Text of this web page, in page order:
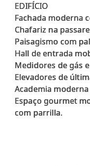
EDIFÍCIO
Fachada moderna
Chafariz na
Paisagismo com
Hall de entrada
Medidores de gás
Elevadores de
Academia
Espaço gourmet
com parrilla.